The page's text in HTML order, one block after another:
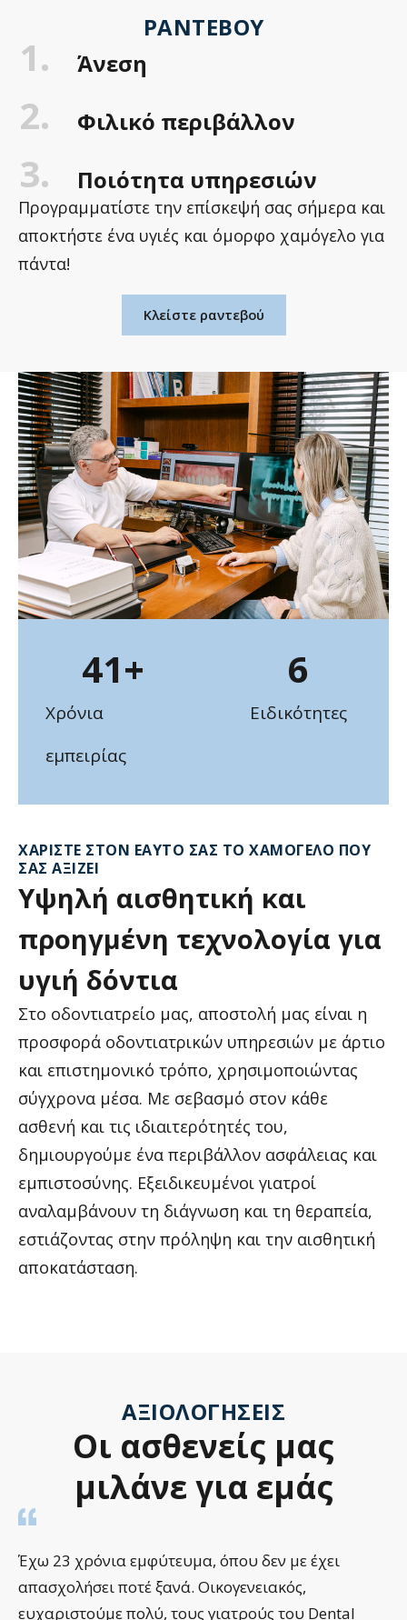
ΡΑΝΤΕΒΟΎ
1. Άνεση
2. Φιλικό περιβάλλον
3. Ποιότητα υπηρεσιών
Προγραμματίστε την επίσκεψή σας σήμερα και
αποκτήστε ένα υγιές και όμορφο χαμόγελο για
πάντα!
Κλείστε ραντεβού
ΧΑΡΊΣΤΕ ΣΤΟΝ ΕΑΥΤΌ ΣΑΣ ΤΟ ΧΑΜΌΓΕΛΟ ΠΟΥ
ΣΑΣ ΑΞΊΖΕΙ
Υψηλή αισθητική και
προηγμένη τεχνολογία για
υγιή δόντια
Στο οδοντιατρείο μας, αποστολή μας είναι η
προσφορά οδοντιατρικών υπηρεσιών με άρτιο
και επιστημονικό τρόπο, χρησιμοποιώντας
σύγχρονα μέσα. Με σεβασμό στον κάθε
ασθενή και τις ιδιαιτερότητές του,
δημιουργούμε ένα περιβάλλον ασφάλειας και
εμπιστοσύνης. Εξειδικευμένοι γιατροί
αναλαμβάνουν τη διάγνωση και τη θεραπεία,
εστιάζοντας στην πρόληψη και την αισθητική
αποκατάσταση.
Χρόνια
εμπειρίας
41+
Ειδικότητες
6
ΑΞΙΟΛΟΓΉΣΕΙΣ
Οι ασθενείς μας
μιλάνε για εμάς
Έχω 23 χρόνια εμφύτευμα, όπου δεν με έχει
απασχολήσει ποτέ ξανά. Οικογενειακός,
ευχαριστούμε πολύ, τους γιατρούς του Dental